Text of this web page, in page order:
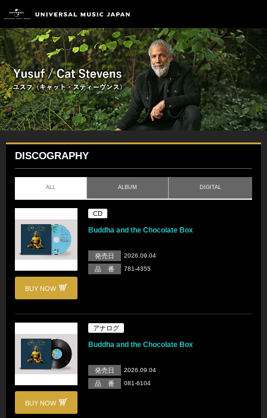
DISCOGRAPHY
ALL ALBUM DIGITAL
BUY NOW
CD
Buddha and the Chocolate Box
発売日 2026.09.04
品 番 781-4355
BUY NOW
アナログ
Buddha and the Chocolate Box
発売日 2026.09.04
品 番 081-6104